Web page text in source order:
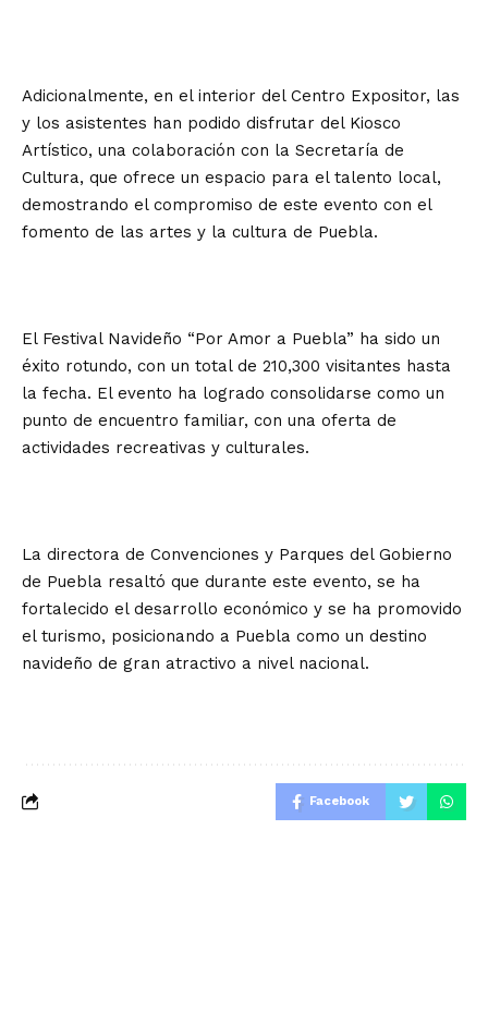
Adicionalmente, en el interior del Centro Expositor, las
y los asistentes han podido disfrutar del Kiosco
Artístico, una colaboración con la Secretaría de
Cultura, que ofrece un espacio para el talento local,
demostrando el compromiso de este evento con el
fomento de las artes y la cultura de Puebla.
El Festival Navideño “Por Amor a Puebla” ha sido un
éxito rotundo, con un total de 210,300 visitantes hasta
la fecha. El evento ha logrado consolidarse como un
punto de encuentro familiar, con una oferta de
actividades recreativas y culturales.
La directora de Convenciones y Parques del Gobierno
de Puebla resaltó que durante este evento, se ha
fortalecido el desarrollo económico y se ha promovido
el turismo, posicionando a Puebla como un destino
navideño de gran atractivo a nivel nacional.
Facebook